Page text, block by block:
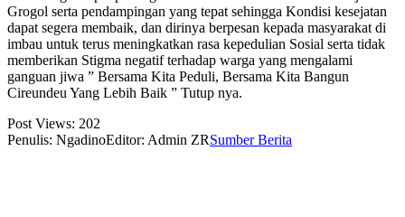
Grogol serta pendampingan yang tepat sehingga Kondisi kesejatan
dapat segera membaik, dan dirinya berpesan kepada masyarakat di
imbau untuk terus meningkatkan rasa kepedulian Sosial serta tidak
memberikan Stigma negatif terhadap warga yang mengalami
ganguan jiwa ” Bersama Kita Peduli, Bersama Kita Bangun
Cireundeu Yang Lebih Baik ” Tutup nya.
Post Views: 202
Penulis: NgadinoEditor: Admin ZRSumber Berita